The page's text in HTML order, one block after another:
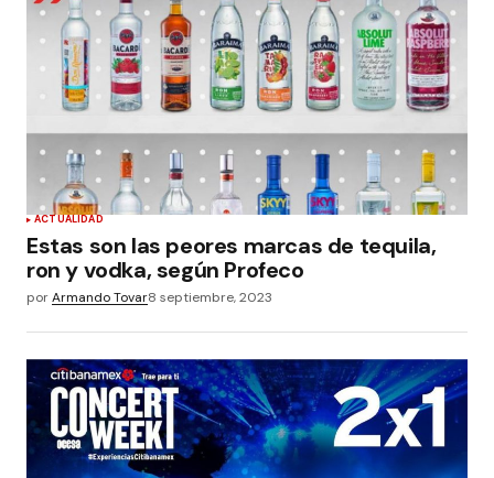
ACTUALIDAD
Estas son las peores marcas de tequila,
ron y vodka, según Profeco
porArmando Tovar8 septiembre, 2023